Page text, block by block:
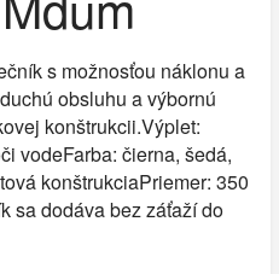
s možnosťou náklonu a
obsluhu a výbornú
konštrukcii.Výplet:
vodeFarba: čierna, šedá,
konštrukciaPriemer: 350
sa dodáva bez záťaží do